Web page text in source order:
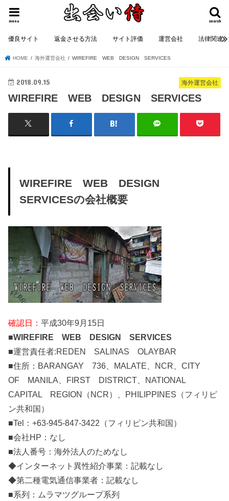
search
menu
優良サイト 返金させる方法 サイト評価 運営会社 法律関連
HOME 海外運営会社 WIREFIRE WEB DESIGN SERVICES
海外運営会社
2018.09.15
WIREFIRE WEB DESIGN SERVICES
WIREFIRE WEB DESIGN
SERVICESの会社概要
確認日：平成30年9月15日
■WIREFIRE WEB DESIGN SERVICES
■運営責任者:REDEN SALINAS OLAYBAR
■住所：BARANGAY 736、MALATE、NCR、CITY
OF MANILA、FIRST DISTRICT、NATIONAL
CAPITAL REGION（NCR）、PHILIPPINES（フィリピ
ン共和国）
■Tel：+63-945-847-3422（フィリピン共和国）
■会社HP：なし
■法人番号：海外法人のためなし
◆インターネット異性紹介事業：記載なし
◆第二種電気通信事業者：記載なし
■系列：ムラマツグループ系列